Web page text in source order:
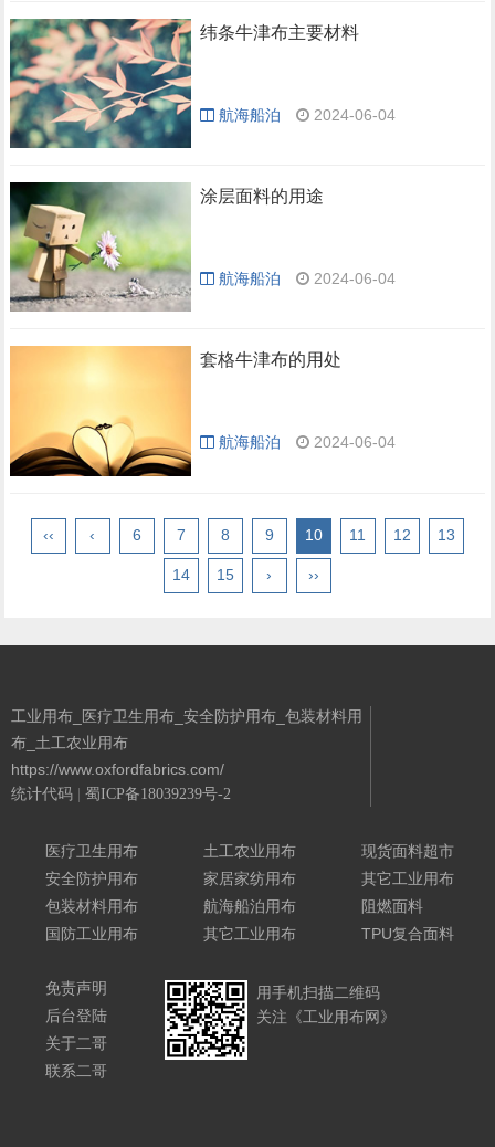
纬条牛津布主要材料
航海船泊 2024-06-04
涂层面料的用途
航海船泊 2024-06-04
套格牛津布的用处
航海船泊 2024-06-04
‹‹ ‹ 6 7 8 9 10 11 12 13
14 15 › ››
工业用布_医疗卫生用布_安全防护用布_包装材料用
布_土工农业用布
https://www.oxfordfabrics.com/
统计代码 蜀ICP备18039239号-2
医疗卫生用布
安全防护用布
包装材料用布
国防工业用布
土工农业用布
家居家纺用布
航海船泊用布
其它工业用布
现货面料超市
其它工业用布
阻燃面料
TPU复合面料
免责声明
后台登陆
关于二哥
联系二哥
用手机扫描二维码
关注《工业用布网》